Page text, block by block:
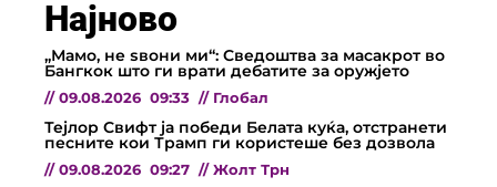
Најново
„Мамо, не ѕвони ми“: Сведоштва за масакрот во
Бангкок што ги врати дебатите за оружјето
// 09.08.2026 09:33 // Глобал
Тејлор Свифт ја победи Белата куќа, отстранети
песните кои Трамп ги користеше без дозвола
// 09.08.2026 09:27 // Жолт Трн